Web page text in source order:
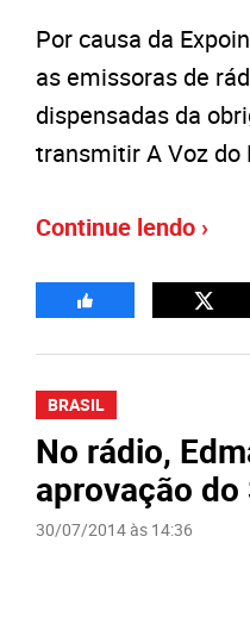
Por causa da
as emissoras de
dispensadas da
transmitir A Voz do
Continue lendo ›
BRASIL
No rádio,
aprovação
30/07/2014 às 14:36